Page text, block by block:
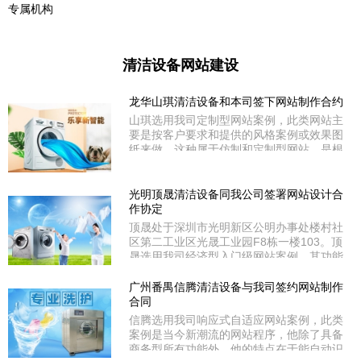
专属机构
清洁设备网站建设
龙华山琪清洁设备和本司签下网站制作合约
山琪选用我司定制型网站案例，此类网站主
要是按客户要求和提供的风格案例或效果图
纸来做，这种属于仿制和定制型网站，是根
个性功能需求的客户选用。山琪坐落于深圳
市龙华新区龙华街道上塘工业区3栋2层南
面。山琪是经深圳市龙华新区工商局审核的
有资质公司，统一社会
光明顶晟清洁设备同我公司签署网站设计合
作协定
顶晟处于深圳市光明新区公明办事处楼村社
区第二工业区光晟工业园F8栋一楼103。顶
晟选用我司经济型入门级网站案例，其功能
较简单，适合小微企业产品展示型网站。顶
晟是经深圳市光明新区工商局审核的正规企
业，统一社会信用代码：
914403006925365262。
广州番禺信腾清洁设备与我司签约网站制作
合同
信腾选用我司响应式自适应网站案例，此类
案例是当今新潮流的网站程序，他除了具备
商务型所有功能外，他的特点在于能自动识